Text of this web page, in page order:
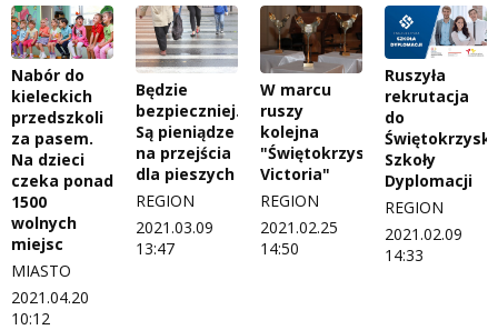
Nabór do
kieleckich
przedszkoli
za pasem.
Na dzieci
czeka ponad
1500
wolnych
miejsc
MIASTO
2021.04.20
10:12
Będzie
bezpieczniej.
Są pieniądze
na przejścia
dla pieszych
REGION
2021.03.09
13:47
W marcu
ruszy
kolejna
"Świętokrzyska
Victoria"
REGION
2021.02.25
14:50
Ruszyła
rekrutacja
do
Szkoły
Dyplomacji
REGION
2021.02.09
14:33